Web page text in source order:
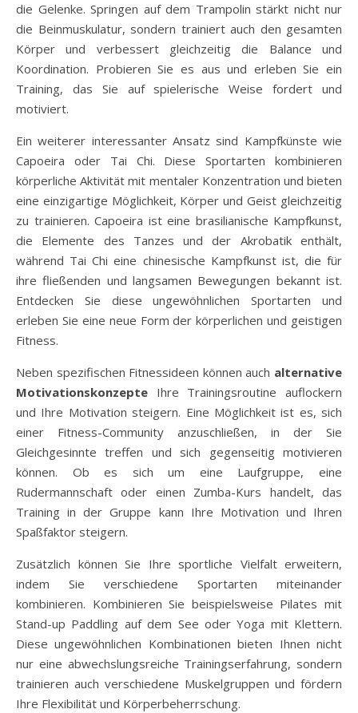
die Gelenke. Springen auf dem Trampolin stärkt nicht nur
die Beinmuskulatur, sondern trainiert auch den gesamten
Körper und verbessert gleichzeitig die Balance und
Koordination. Probieren Sie es aus und erleben Sie ein
Training, das Sie auf spielerische Weise fordert und
motiviert.
Ein weiterer interessanter Ansatz sind Kampfkünste wie
Capoeira oder Tai Chi. Diese Sportarten kombinieren
körperliche Aktivität mit mentaler Konzentration und bieten
eine einzigartige Möglichkeit, Körper und Geist gleichzeitig
zu trainieren. Capoeira ist eine brasilianische Kampfkunst,
die Elemente des Tanzes und der Akrobatik enthält,
während Tai Chi eine chinesische Kampfkunst ist, die für
ihre fließenden und langsamen Bewegungen bekannt ist.
Entdecken Sie diese ungewöhnlichen Sportarten und
erleben Sie eine neue Form der körperlichen und geistigen
Fitness.
Neben spezifischen Fitnessideen können auch alternative
Motivationskonzepte Ihre Trainingsroutine auflockern
und Ihre Motivation steigern. Eine Möglichkeit ist es, sich
einer Fitness-Community anzuschließen, in der Sie
Gleichgesinnte treffen und sich gegenseitig motivieren
können. Ob es sich um eine Laufgruppe, eine
Rudermannschaft oder einen Zumba-Kurs handelt, das
Training in der Gruppe kann Ihre Motivation und Ihren
Spaßfaktor steigern.
Zusätzlich können Sie Ihre sportliche Vielfalt erweitern,
indem Sie verschiedene Sportarten miteinander
kombinieren. Kombinieren Sie beispielsweise Pilates mit
Stand-up Paddling auf dem See oder Yoga mit Klettern.
Diese ungewöhnlichen Kombinationen bieten Ihnen nicht
nur eine abwechslungsreiche Trainingserfahrung, sondern
trainieren auch verschiedene Muskelgruppen und fördern
Ihre Flexibilität und Körperbeherrschung.